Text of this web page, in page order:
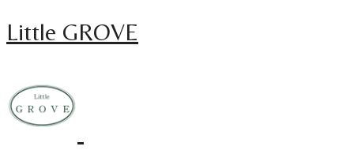
Little GROVE